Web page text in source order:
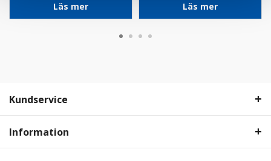
Läs mer Läs mer
Kundservice
Information